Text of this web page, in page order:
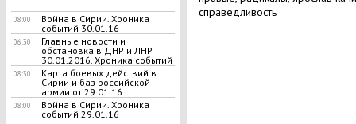
08:00
Война в Сирии. Хроника
событий 30.01.16
06:30
Главные новости и
обстановка в ДНР и ЛНР
30.01.2016. Хроника событий
08:30
Карта боевых действий в
Сирии и баз российской
армии от 29.01.16
08:00
Война в Сирии. Хроника
событий 29.01.16